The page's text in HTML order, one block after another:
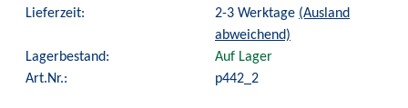
Lieferzeit: 2-3 Werktage (Ausland
abweichend)
Lagerbestand:
Auf Lager
Art.Nr.:
p442_2